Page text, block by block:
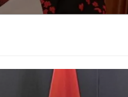
beluk pemerintahan dan
coba. Jadi, saya tahu